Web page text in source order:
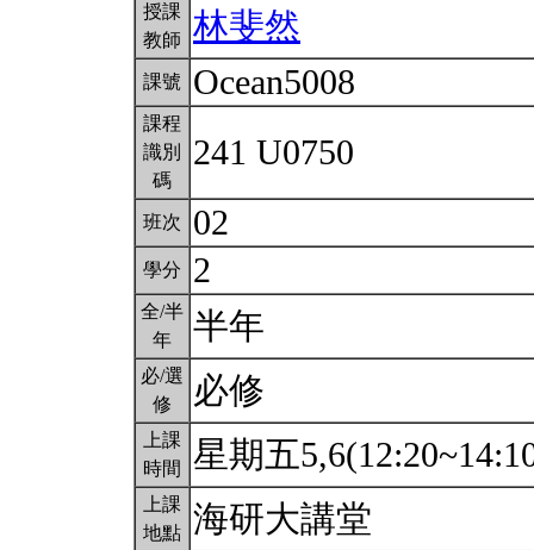
授課
教師
林斐然
課號 Ocean5008
課程
識別
碼
241 U0750
班次 02
學分 2
全/半
年
半年
必/選
修
必修
上課
時間
星期五
上課
地點 海研大講堂